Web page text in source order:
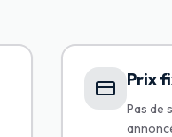
Prix
Pas de